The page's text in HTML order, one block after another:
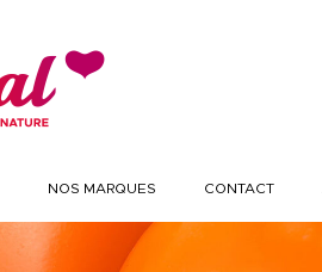
NOS MARQUES CONTACT